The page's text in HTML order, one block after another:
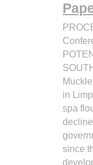
in
spa
since